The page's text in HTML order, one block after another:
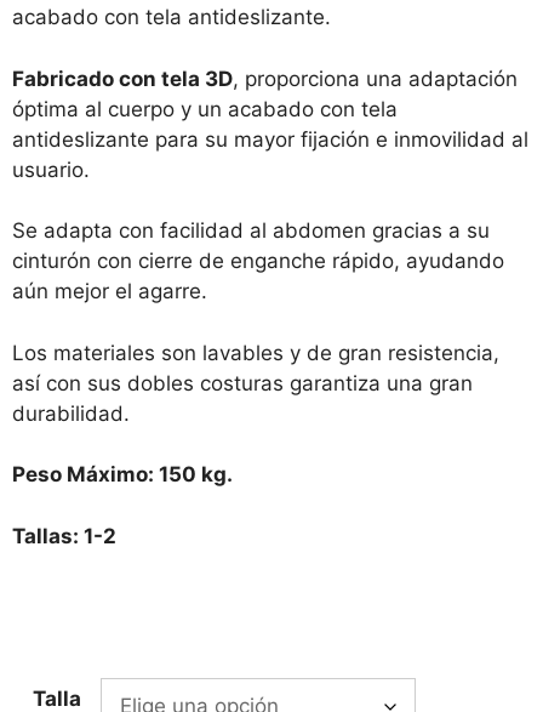
acabado con tela antideslizante.
Fabricado con tela 3D, proporciona una adaptación
óptima al cuerpo y un acabado con tela
antideslizante para su mayor fijación e inmovilidad al
usuario.
Se adapta con facilidad al abdomen gracias a su
cinturón con cierre de enganche rápido, ayudando
aún mejor el agarre.
Los materiales son lavables y de gran resistencia,
así con sus dobles costuras garantiza una gran
durabilidad.
Peso Máximo: 150 kg.
Tallas: 1-2
Talla